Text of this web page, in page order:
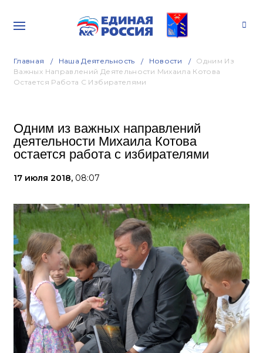
Главная Наша Деятельность Новости
Одним Из
Важных Направлений Деятельности Михаила Котова
Остается Работа С Избирателями
Одним из важных направлений
деятельности Михаила Котова
остается работа с избирателями
17 июля 2018, 08:07